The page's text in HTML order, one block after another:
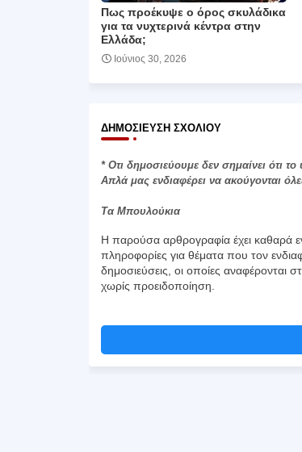
Πως προέκυψε ο όρος σκυλάδικα
για τα νυχτερινά κέντρα στην
Ελλάδα;
Ιούνιος 30, 2026
ΔΗΜΟΣΊΕΥΣΗ ΣΧΟΛΊΟΥ
* Οτι δημοσιεύουμε δεν σημαίνει ότι το
Απλά μας ενδιαφέρει να ακούγονται
Τα Μπουλούκια
Η παρούσα αρθρογραφία έχει καθαρά
πληροφορίες για θέματα που τον
δημοσιεύσεις, οι οποίες αναφέρονται
χωρίς προειδοποίηση.